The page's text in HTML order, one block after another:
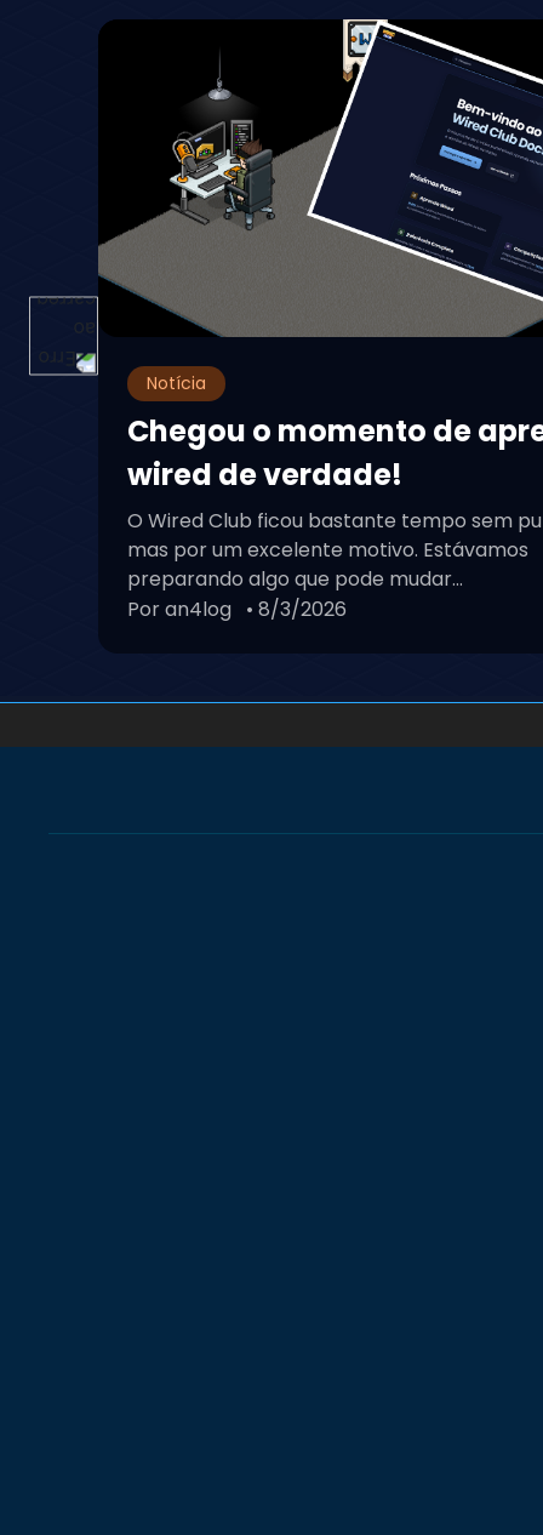
Notícia
Chegou o momento de
wired de verdade!
O Wired Club ficou bastante tempo sem
mas por um excelente motivo. Estávamos
preparando algo que pode mudar...
Por an4log • 8/3/2026